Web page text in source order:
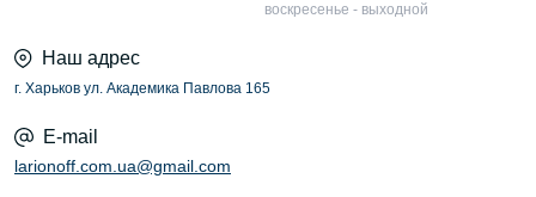
воскресенье - выходной
Наш адрес
г. Харьков ул. Академика Павлова 165
E-mail
larionoff.com.ua@gmail.com